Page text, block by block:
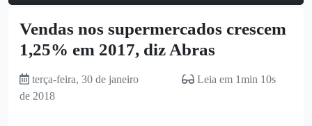
Vendas nos supermercados crescem
1,25% em 2017, diz Abras
terça-feira, 30 de janeiro
de 2018
Leia em 1min 10s